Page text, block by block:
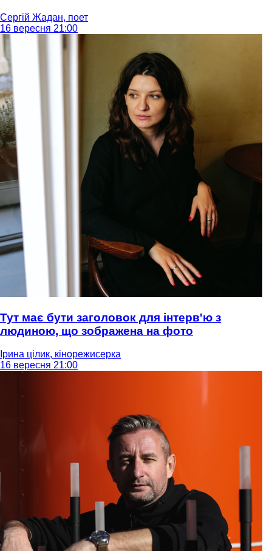
Сергій Жадан, поет
16 вересня 21:00
Тут має бути заголовок для інтерв'ю з
людиною, що зображена на фото
Ірина цілик, кінорежисерка
16 вересня 21:00